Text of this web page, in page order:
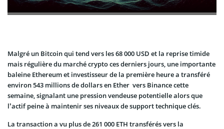
Malgré un Bitcoin qui tend vers les 68 000 USD et la reprise timide
mais régulière du marché crypto ces derniers jours, une importante
baleine Ethereum et investisseur de la première heure a transféré
environ 543 millions de dollars en Ether vers Binance cette
semaine, signalant une pression vendeuse potentielle alors que
l’actif peine à maintenir ses niveaux de support technique clés.
La transaction a vu plus de 261 000 ETH transférés vers la